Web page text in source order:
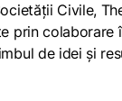
Civile,
prin colaborare
de idei și